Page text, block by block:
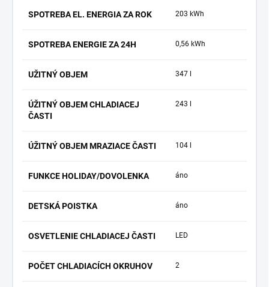
SPOTREBA EL. ENERGIA ZA ROK 203 kWh
SPOTREBA ENERGIE ZA 24H 0,56 kWh
UŽITNÝ OBJEM 347 l
ÚŽITNÝ OBJEM CHLADIACEJ
ČASTI
243 l
ÚŽITNÝ OBJEM MRAZIACE ČASTI 104 l
FUNKCE HOLIDAY/DOVOLENKA áno
DETSKÁ POISTKA áno
OSVETLENIE CHLADIACEJ ČASTI LED
POČET CHLADIACÍCH OKRUHOV 2